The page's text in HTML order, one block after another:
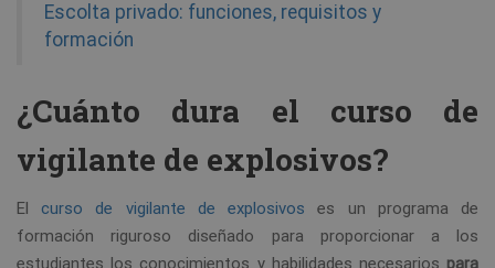
Escolta privado: funciones, requisitos y
formación
¿Cuánto dura el curso de
vigilante de explosivos?
El curso de vigilante de explosivos es un programa de
formación riguroso diseñado para proporcionar a los
estudiantes los conocimientos y habilidades necesarios para